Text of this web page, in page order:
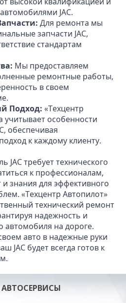
JAC.
Для ремонта мы
запчасти JAC,
стандартам
Мы предоставляем
ремонтные работы,
в своем
Подход: «Техцентр
учитывает особенности
обеспечивая
к каждому клиенту.
JAC требует технического
к профессионалам,
знания для эффективного
«Техцентр Автопилот»
технический ремонт
надежность и
автомобиля на дороге.
авто в надежные руки
JAC будет всегда готов к